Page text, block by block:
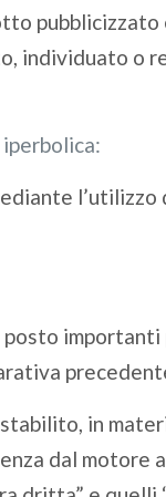
individuato o
in
dal motore